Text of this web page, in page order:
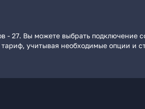
- 27. Вы можете выбрать подключение
учитывая необходимые опции и